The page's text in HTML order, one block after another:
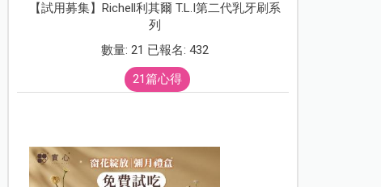
【試用募集】Richell利其爾 T.L.I第二代乳牙刷系
列
數量: 21 已報名: 432
21篇心得